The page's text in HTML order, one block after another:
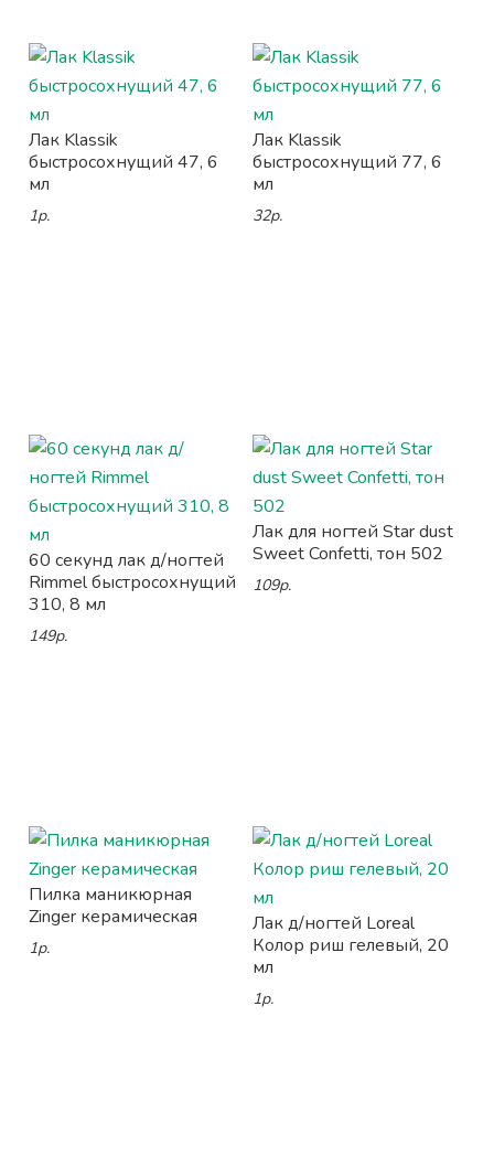
Лак Klassik
быстросохнущий 47, 6
мл
1р.
Лак Klassik
быстросохнущий 77, 6
мл
32р.
60 секунд лак д/ногтей
Rimmel быстросохнущий
310, 8 мл
149р.
Лак для ногтей Star dust
Sweet Confetti, тон 502
109р.
Пилка маникюрная
Zinger керамическая
1р.
Лак д/ногтей Loreal
Колор риш гелевый, 20
мл
1р.